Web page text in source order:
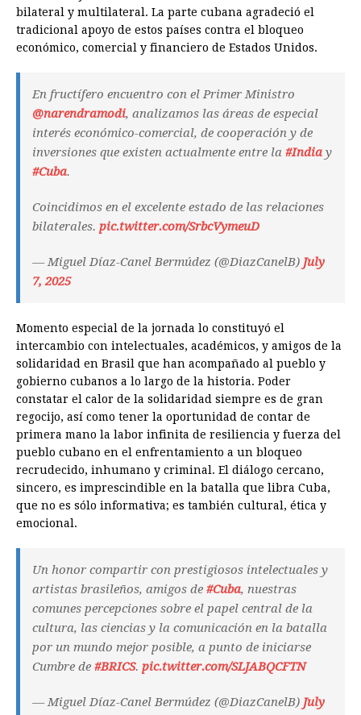
bilateral y multilateral. La parte cubana agradeció el
tradicional apoyo de estos países contra el bloqueo
económico, comercial y financiero de Estados Unidos.
En fructífero encuentro con el Primer Ministro
@narendramodi, analizamos las áreas de especial
interés económico-comercial, de cooperación y de
inversiones que existen actualmente entre la #India y
#Cuba.
Coincidimos en el excelente estado de las relaciones
bilaterales. pic.twitter.com/SrbcVymeuD
— Miguel Díaz-Canel Bermúdez (@DiazCanelB) July
7, 2025
Momento especial de la jornada lo constituyó el
intercambio con intelectuales, académicos, y amigos de la
solidaridad en Brasil que han acompañado al pueblo y
gobierno cubanos a lo largo de la historia. Poder
constatar el calor de la solidaridad siempre es de gran
regocijo, así como tener la oportunidad de contar de
primera mano la labor infinita de resiliencia y fuerza del
pueblo cubano en el enfrentamiento a un bloqueo
recrudecido, inhumano y criminal. El diálogo cercano,
sincero, es imprescindible en la batalla que libra Cuba,
que no es sólo informativa; es también cultural, ética y
emocional.
Un honor compartir con prestigiosos intelectuales y
artistas brasileños, amigos de #Cuba, nuestras
comunes percepciones sobre el papel central de la
cultura, las ciencias y la comunicación en la batalla
por un mundo mejor posible, a punto de iniciarse
Cumbre de #BRICS. pic.twitter.com/SLJABQCFTN
— Miguel Díaz-Canel Bermúdez (@DiazCanelB) July